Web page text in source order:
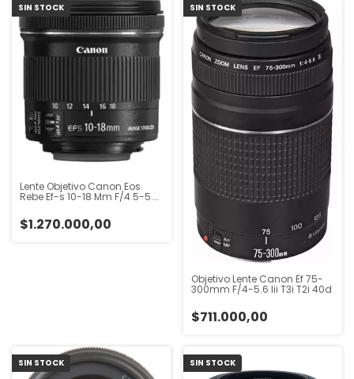
SIN STOCK
Lente Objetivo Canon Eos
Rebe Ef-s 10-18 Mm F/4.5-5.6
$1.270.000,00
SIN STOCK
Objetivo Lente Canon Ef 75-
300mm F/4-5.6 Iii T3i T2i 40d
$711.000,00
SIN STOCK SIN STOCK